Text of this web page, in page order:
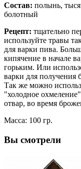
Состав: полынь,
болотный
Рецепт: тщательно
используйте травы
для варки пива.
кипячение в начале
горьким. Или
варки для получения
Так же можно
"холодное
отвар, во время
Масса: 100 гр.
Вы смотрели